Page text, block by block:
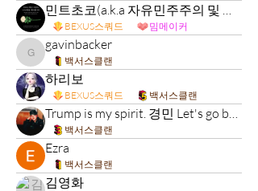
민트초코(a.k.a 자유민주주의 및 시장경제 가치수호)
BEXUS스쿼드 밈메이커
gavinbacker
gavinbacker
백서스클랜
하리보
BEXUS스쿼드 백서스클랜
Trump is my spirit. 경민 Let's go brandon
백서스클랜
Ezra
백서스클랜
김영화